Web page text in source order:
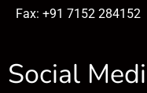
Fax: +91 7152 284152
Social